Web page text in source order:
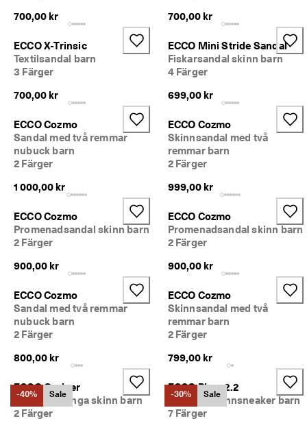
700,00 kr
700,00 kr
ECCO X-Trinsic
Textilsandal barn
3 Färger
700,00 kr
ECCO Mini Stride Sandal
Fiskarsandal skinn barn
4 Färger
699,00 kr
ECCO Cozmo
Sandal med två remmar
nubuck barn
2 Färger
1 000,00 kr
ECCO Cozmo
Skinnsandal med två
remmar barn
2 Färger
999,00 kr
ECCO Cozmo
Promenadsandal skinn barn
2 Färger
900,00 kr
ECCO Cozmo
Promenadsandal skinn barn
2 Färger
900,00 kr
ECCO Cozmo
Sandal med två remmar
nubuck barn
2 Färger
800,00 kr
ECCO Cozmo
Skinnsandal med två
remmar barn
2 Färger
799,00 kr
-40% Sale
ECCO Grainer
Vattentät känga skinn barn
2 Färger
-30% Sale
ECCO Biom 2.2
Outdoor skinnsneaker barn
7 Färger